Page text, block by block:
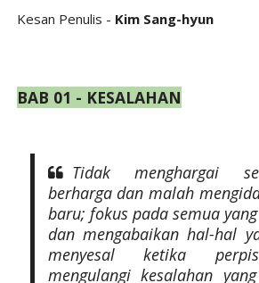
Kesan Penulis - Kim Sang-hyun
BAB 01 - KESALAHAN
Tidak menghargai
berharga dan malah
baru; fokus pada semua
dan mengabaikan hal-hal
menyesal ketika
mengulangi kesalahan